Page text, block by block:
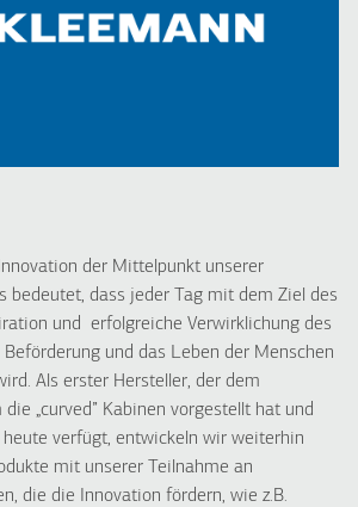
der Mittelpunkt unserer
bedeutet, dass jeder Tag mit dem Ziel des
und erfolgreiche Verwirklichung des
Beförderung und das Leben der Menschen
Als erster Hersteller, der dem
„curved” Kabinen vorgestellt hat und
verfügt, entwickeln wir weiterhin
mit unserer Teilnahme an
die die Innovation fördern, wie z.B.